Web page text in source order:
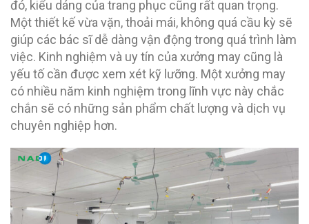
đó, kiểu dáng của trang phục cũng rất quan trọng.
Một thiết kế vừa vặn, thoải mái, không quá cầu kỳ sẽ
giúp các bác sĩ dễ dàng vận động trong quá trình làm
việc. Kinh nghiệm và uy tín của xưởng may cũng là
yếu tố cần được xem xét kỹ lưỡng. Một xưởng may
có nhiều năm kinh nghiệm trong lĩnh vực này chắc
chắn sẽ có những sản phẩm chất lượng và dịch vụ
chuyên nghiệp hơn.